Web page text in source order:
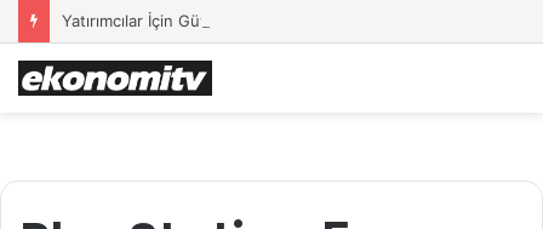
Yatırımcılar İçin Güvenli Liman: Altın Hâlâ İlk Sırada mı?